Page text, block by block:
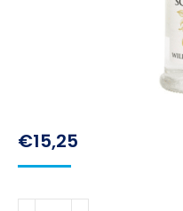
€15,25